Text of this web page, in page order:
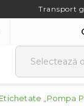
Transport
„pompa